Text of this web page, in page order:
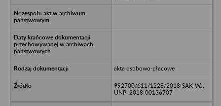
akta osobowo-płacowe
992700/611/1228/2018-SAK-WJ,
UNP: 2018-00136707